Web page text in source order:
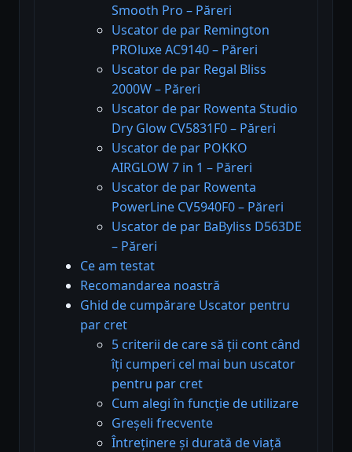
Smooth Pro – Păreri
Uscator de par Remington
PROluxe AC9140 – Păreri
Uscator de par Regal Bliss
2000W – Păreri
Uscator de par Rowenta Studio
Dry Glow CV5831F0 – Păreri
Uscator de par POKKO
AIRGLOW 7 in 1 – Păreri
Uscator de par Rowenta
PowerLine CV5940F0 – Păreri
Uscator de par BaByliss D563DE
– Păreri
Ce am testat
Recomandarea noastră
Ghid de cumpărare Uscator pentru
par cret
5 criterii de care să ții cont când
îți cumperi cel mai bun uscator
pentru par cret
Cum alegi în funcție de utilizare
Greșeli frecvente
Întreținere și durată de viață